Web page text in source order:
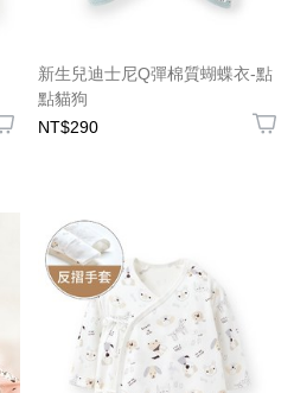
新生兒迪士尼Q彈棉質蝴蝶衣-點
點貓狗
NT$290